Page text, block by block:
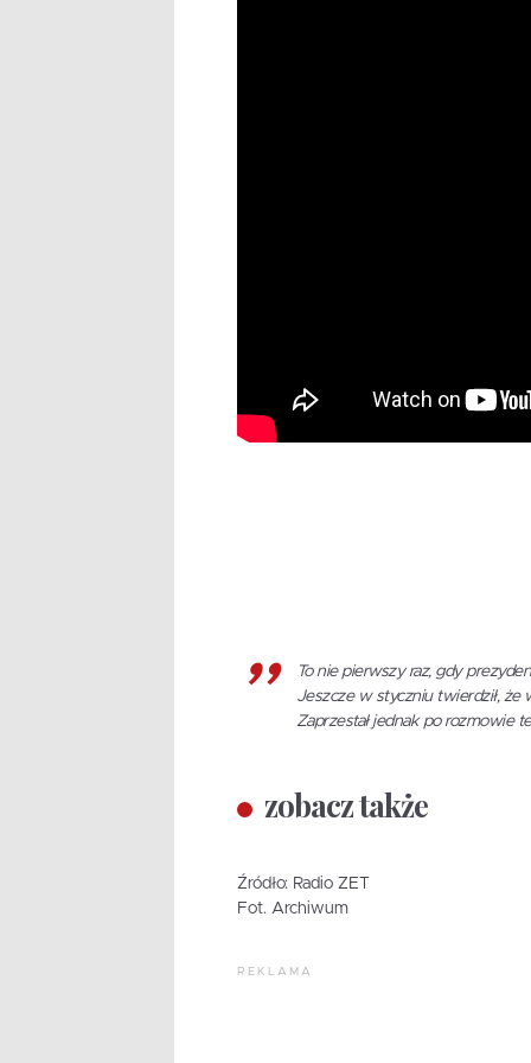
To nie pierwszy raz, gdy
Jeszcze w styczniu twierdził, że
Zaprzestał jednak po rozmowie
zobacz także
Źródło: Radio ZET
Fot. Archiwum
REKLAMA